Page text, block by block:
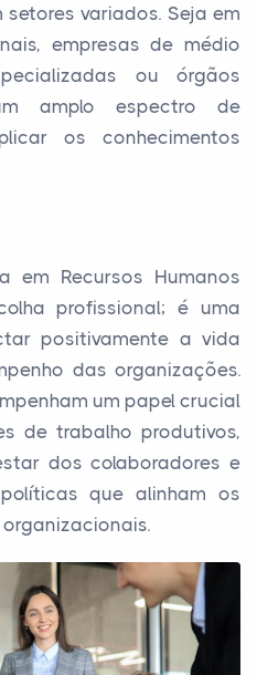
variados. Seja em
empresas de médio
ou órgãos
amplo espectro de
os conhecimentos
em Recursos Humanos
profissional; é uma
positivamente a vida
das organizações.
um papel crucial
de trabalho produtivos,
dos colaboradores e
que alinham os